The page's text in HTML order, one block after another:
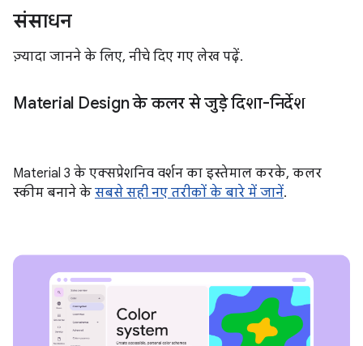
संसाधन
ज़्यादा जानने के लिए, नीचे दिए गए लेख पढ़ें.
Material Design के कलर से जुड़े दिशा-निर्देश
Material 3 के एक्सप्रेशनिव वर्शन का इस्तेमाल करके, कलर
स्कीम बनाने के सबसे सही नए तरीकों के बारे में जानें.